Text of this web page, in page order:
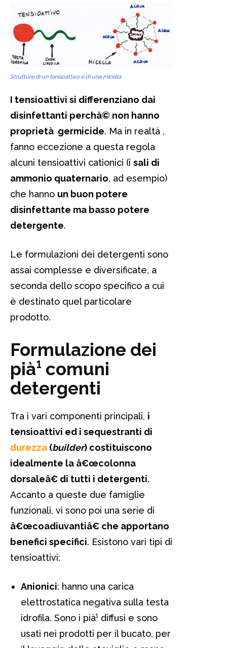
Strutture di un tensioattivo e di una micella.
I tensioattivi si differenziano dai
disinfettanti perchà© non hanno
proprietà germicide. Ma in realtà ,
fanno eccezione a questa regola
alcuni tensioattivi cationici (i sali di
ammonio quaternario, ad esempio)
che hanno un buon potere
disinfettante ma basso potere
detergente.
Le formulazioni dei detergenti sono
assai complesse e diversificate, a
seconda dello scopo specifico a cui
è destinato quel particolare
prodotto.
Formulazione dei
pià¹ comuni
detergenti
Tra i vari componenti principali, i
tensioattivi ed i sequestranti di
durezza (builder) costituiscono
idealmente la â€œcolonna
dorsaleâ€ di tutti i detergenti.
Accanto a queste due famiglie
funzionali, vi sono poi una serie di
â€œcoadiuvantiâ€ che apportano
benefici specifici. Esistono vari tipi di
tensioattivi:
Anionici: hanno una carica
elettrostatica negativa sulla testa
idrofila. Sono i pià¹ diffusi e sono
usati nei prodotti per il bucato, per